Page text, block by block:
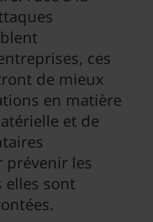
ces
de mieux
en matière
et de
prévenir les
elles sont